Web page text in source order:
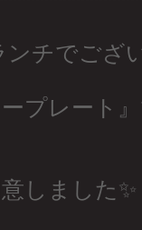
チでござ
プレート
しました✨